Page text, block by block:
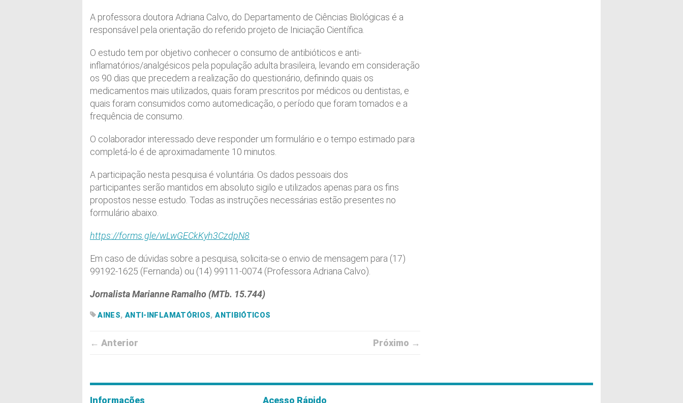
A professora doutora Adriana Calvo, do Departamento de Ciências Biológicas é a
responsável pela orientação do referido projeto de Iniciação Científica.
O estudo tem por objetivo conhecer o consumo de antibióticos e anti-
inflamatórios/analgésicos pela população adulta brasileira, levando em consideração
os 90 dias que precedem a realização do questionário, definindo quais os
medicamentos mais utilizados, quais foram prescritos por médicos ou dentistas, e
quais foram consumidos como automedicação, o período que foram tomados e a
frequência de consumo.
O colaborador interessado deve responder um formulário e o tempo estimado para
completá-lo é de aproximadamente 10 minutos.
A participação nesta pesquisa é voluntária. Os dados pessoais dos
participantes serão mantidos em absoluto sigilo e utilizados apenas para os fins
propostos nesse estudo. Todas as instruções necessárias estão presentes no
formulário abaixo.
https://forms.gle/wLwGECkKyh3CzdpN8
Em caso de dúvidas sobre a pesquisa, solicita-se o envio de mensagem para (17)
99192-1625 (Fernanda) ou (14) 99111-0074 (Professora Adriana Calvo).
Jornalista Marianne Ramalho (MTb. 15.744)
AINES, ANTI-INFLAMATÓRIOS,ANTIBIÓTICOS
← Anterior Próximo →
Informações Acesso Rápido